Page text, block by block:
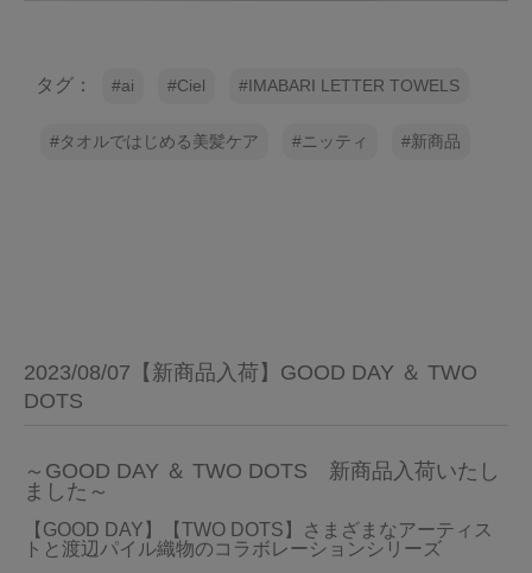
タグ： ai Ciel IMABARI LETTER TOWELS
タオルではじめる美髪ケア ニッティ 新商品
2023/08/07【新商品入荷】GOOD DAY ＆ TWO
DOTS
～GOOD DAY ＆ TWO DOTS　新商品入荷いたし
ました～
【GOOD DAY】【TWO DOTS】さまざまなアーティス
トと渡辺パイル織物のコラボレーションシリーズ